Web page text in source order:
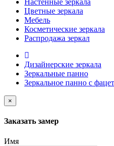
Настенные зеркала
Цветные зеркала
Мебель
Косметические зеркала
Распродажа зеркал
Дизайнерские зеркала
Зеркальные панно
Зеркальное панно с
×
Заказать замер
Имя